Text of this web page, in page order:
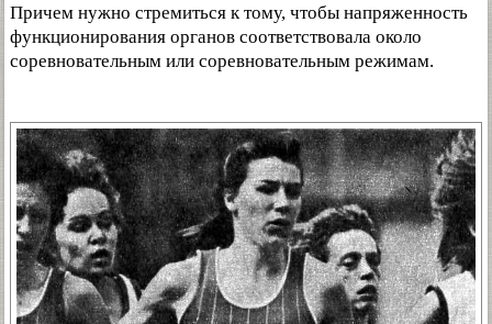
Причем нужно стремиться к тому, чтобы напряженность
функционирования органов соответствовала около
соревновательным или соревновательным режимам.